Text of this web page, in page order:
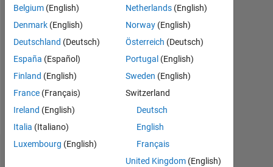
1
Follow
Nachricht
Languages:
Chinese
Belgium (English)
Denmark (English)
Deutschland (Deutsch)
España (Español)
Finland (English)
France (Français)
Ireland (English)
Italia (Italiano)
Luxembourg (English)
Netherlands (English)
Norway (English)
Österreich (Deutsch)
Portugal (English)
Sweden (English)
Switzerland
Deutsch
English
Français
United Kingdom (English)